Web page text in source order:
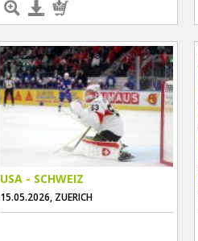
USA - SCHWEIZ
15.05.2026, ZUERICH